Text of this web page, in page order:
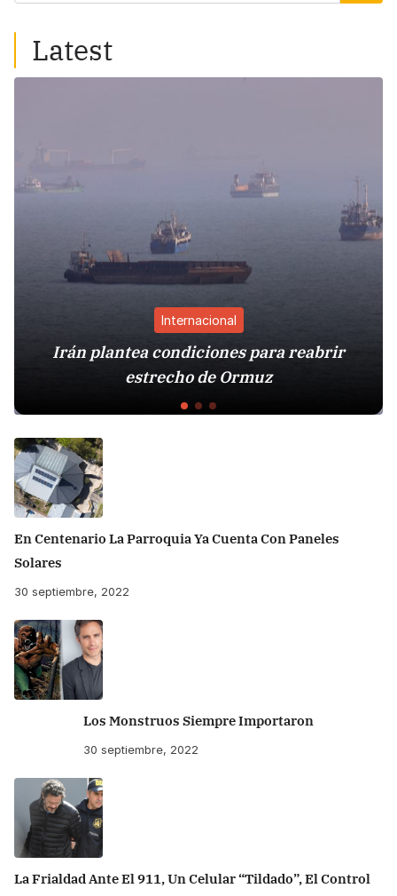
Latest
Internacional
plantea condiciones para reabrir
estrecho de Ormuz
En Centenario La Parroquia Ya Cuenta Con Paneles
Solares
30 septiembre, 2022
Los Monstruos Siempre Importaron
30 septiembre, 2022
La Frialdad Ante El 911, Un Celular “tildado”, El Control